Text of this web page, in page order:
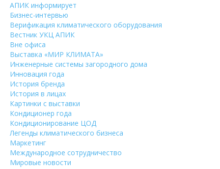
АПИК информирует
Бизнес-интервью
Верификация климатического оборудования
Вестник УКЦ АПИК
Вне офиса
Выставка «МИР КЛИМАТА»
Инженерные системы загородного дома
Инновация года
История бренда
История в лицах
Картинки с выставки
Кондиционер года
Кондиционирование ЦОД
Легенды климатического бизнеса
Маркетинг
Международное сотрудничество
Мировые новости